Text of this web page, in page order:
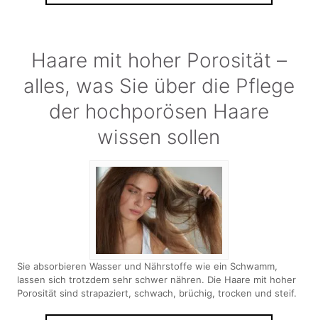
Haare mit hoher Porosität –
alles, was Sie über die Pflege
der hochporösen Haare
wissen sollen
Sie absorbieren Wasser und Nährstoffe wie ein Schwamm,
lassen sich trotzdem sehr schwer nähren. Die Haare mit hoher
Porosität sind strapaziert, schwach, brüchig, trocken und steif.